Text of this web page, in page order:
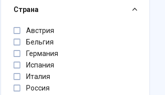
Страна
Австрия
Бельгия
Германия
Испания
Италия
Россия